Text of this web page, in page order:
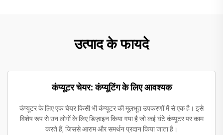
उत्पाद के फायदे
कंप्यूटर चेयर: कंप्यूटिंग के लिए आवश्यक
कंप्यूटर के लिए एक चेयर किसी भी कंप्यूटर की मूलभूत उपकरणों में से एक है। इसे
विशेष रूप से उन लोगों के लिए डिज़ाइन किया गया है जो कई घंटे कंप्यूटर पर काम
करते हैं, जिससे आराम और समर्थन प्रदान किया जाता है।